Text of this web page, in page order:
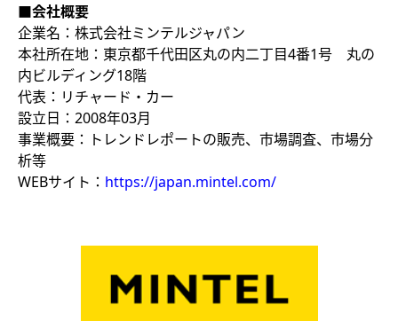
■会社概要
企業名：株式会社ミンテルジャパン
本社所在地：東京都千代田区丸の内二丁目4番1号 丸の
内ビルディング18階
代表：リチャード・カー
設立日：2008年03月
事業概要：トレンドレポートの販売、市場調査、市場分
析等
WEBサイト： https://japan.mintel.com/